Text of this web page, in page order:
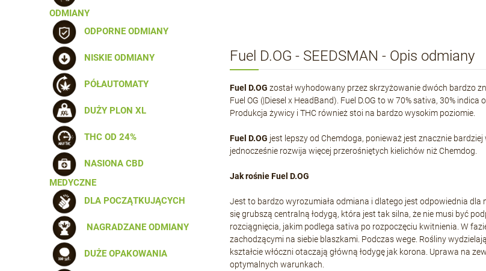
ODMIANY
ODPORNE ODMIANY
NISKIE ODMIANY
PÓŁAUTOMATY
DUŻY PLON XL
THC OD 24%
NASIONA CBD
MEDYCZNE
DLA POCZĄTKUJĄCYCH
NAGRADZANE ODMIANY
DUŻE OPAKOWANIA
Fuel D.OG - SEEDSMAN - Opis odmiany
Fuel D.OG został wyhodowany przez skrzyżowanie dwóch bardzo
Fuel OG (|Diesel x HeadBand). Fuel D.OG to w 70% sativa, 30%
Produkcja żywicy i THC również stoi na bardzo wysokim poziomie.
Fuel D.OG jest lepszy od Chemdoga, ponieważ jest znacznie
jednocześnie rozwija więcej przerośniętych kielichów niż Chemdog.
Jak rośnie Fuel D.OG
Jest to bardzo wyrozumiała odmiana i dlatego jest odpowiednia
się grubszą centralną łodygą, która jest tak silna, że nie musi być
rozciągnięcia, jakim podlega sativa po rozpoczęciu kwitnienia. W
zachodzącymi na siebie blaszkami. Podczas wege. Rośliny
kształcie włóczni otaczają główną łodygę jak korona. Uprawa na
optymalnych warunkach.